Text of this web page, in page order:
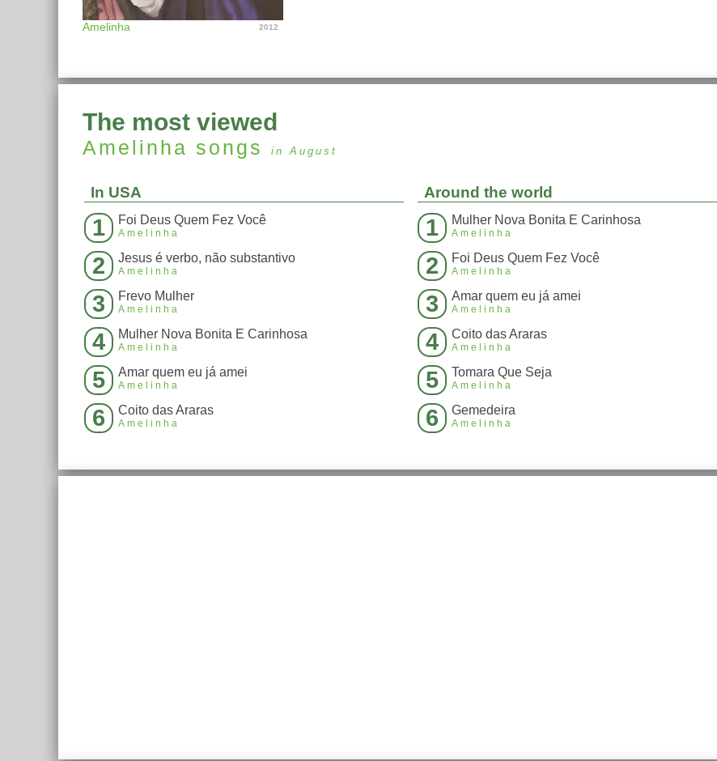
Amelinha 2012
The most viewed
Amelinha songs in August
In USA
1 Foi Deus Quem Fez Você
Amelinha
2 Jesus é verbo, não substantivo
Amelinha
3 Frevo Mulher
Amelinha
4 Mulher Nova Bonita E Carinhosa
Amelinha
5 Amar quem eu já amei
Amelinha
6 Coito das Araras
Amelinha
Around the world
1 Mulher Nova Bonita E Carinhosa
Amelinha
2 Foi Deus Quem Fez Você
Amelinha
3 Amar quem eu já amei
Amelinha
4 Coito das Araras
Amelinha
5 Tomara Que Seja
Amelinha
6 Gemedeira
Amelinha